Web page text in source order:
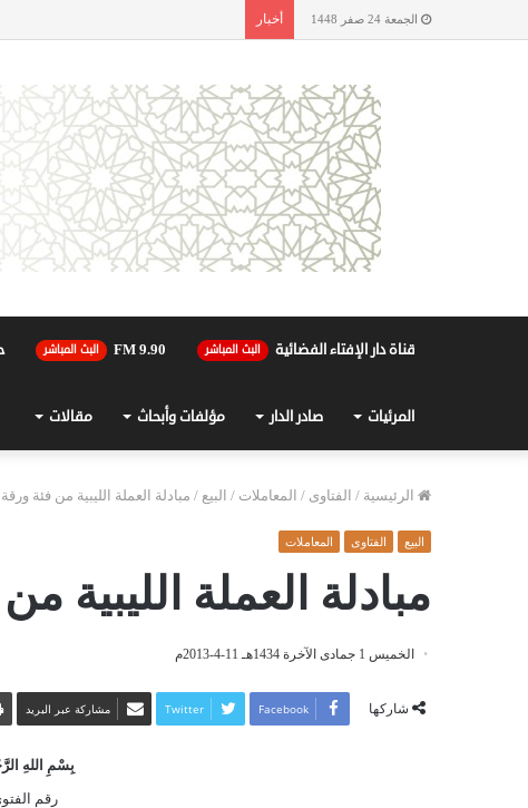
الجمعة 24 صفر 1448 أخبار
قناة دار الإفتاء الفضائية البث المباشر 90.FM 9 البث المباشر
المرئيات صادر الدار مؤلفات وأبحاث مقالات
الرئيسية / الفتاوى / المعاملات / البيع / مبادلة العملة الليبية من فئة
البيع الفتاوى المعاملات
مبادلة العملة الليبية
الخميس 1 جمادى الآخرة 1434هـ 11-4-2013م
شاركها Facebook
Twitter مشاركة عبر البريد
بِسْمِ اللهِ
رقم الفتوى